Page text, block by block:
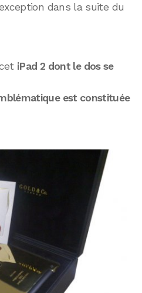
dans la suite du
iPad 2 dont le dos se
est constituée